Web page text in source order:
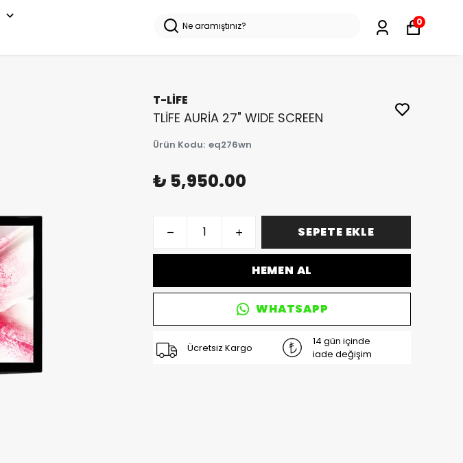
0
T-LİFE
TLİFE AURİA 27" WIDE SCREEN
Ürün Kodu: eq276wn
₺ 5,950.00
SEPETE EKLE
HEMEN AL
WHATSAPP
Ücretsiz Kargo
14 gün içinde
iade değişim